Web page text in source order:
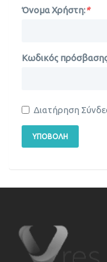
Όνομα Χρήστη:*
Κωδικός
Διατήρηση
ΥΠΟΒΟΛΉ